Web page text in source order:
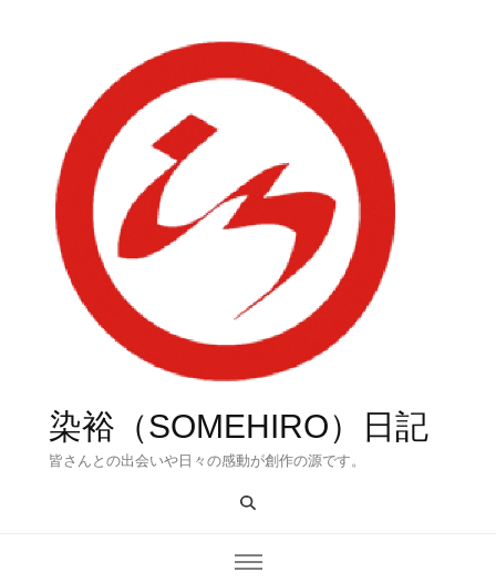
染裕（SOMEHIRO）日記
皆さんとの出会いや日々の感動が創作の源です。